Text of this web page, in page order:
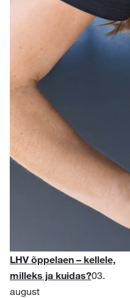
LHV õppelaen – kellele,
milleks ja kuidas?03.
august